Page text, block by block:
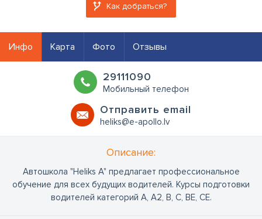
Как добраться?
Инфо Карта Фото Отзывы
29111090
Мобильный телефон
Oтправить email
heliks@e-apollo.lv
Oписание:
Автошкола "Heliks A" предлагает профессиональное
обучение для всех будущих водителей. Курсы подготовки
водителей категорий A, A2, B, C, BE, CE.